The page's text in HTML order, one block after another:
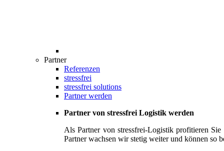
Partner
Referenzen
stressfrei
stressfrei solutions
Partner werden
Partner von stressfrei Logistik werden
Als Partner von stressfrei-Logistik profitieren
Partner wachsen wir stetig weiter und können so